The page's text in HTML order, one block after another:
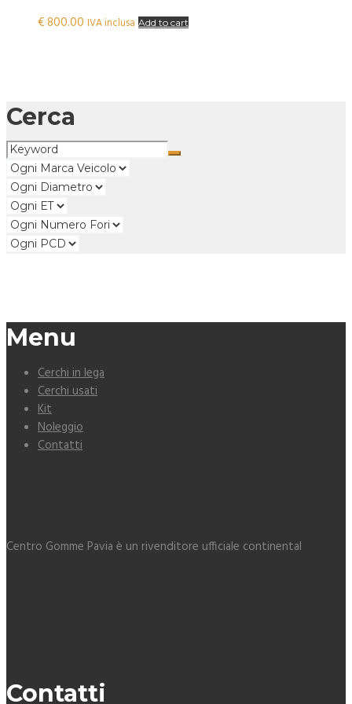
€800.00 IVA inclusa Add to cart
Cerca
Menu
Cerchi in lega
Cerchi usati
Kit
Noleggio
Contatti
Centro Gomme Pavia è un rivenditore ufficiale continental
Contatti